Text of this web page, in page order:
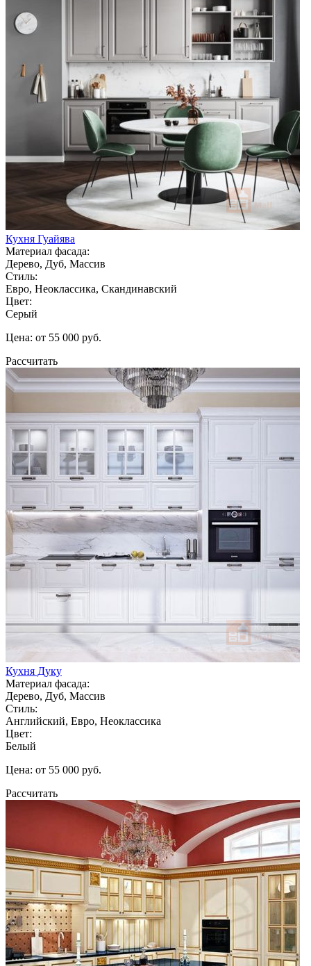
Кухня Гуайява
Материал фасада:
Дерево, Дуб, Массив
Стиль:
Евро, Неоклассика, Скандинавский
Цвет:
Серый
Цена: от 55 000 руб.
Рассчитать
Кухня Дуку
Материал фасада:
Дерево, Дуб, Массив
Стиль:
Английский, Евро, Неоклассика
Цвет:
Белый
Цена: от 55 000 руб.
Рассчитать